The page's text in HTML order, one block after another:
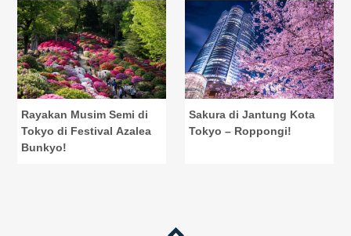
Rayakan Musim Semi di
Tokyo di Festival Azalea
Bunkyo!
Sakura di Jantung Kota
Tokyo – Roppongi!